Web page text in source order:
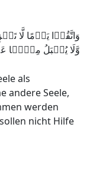
وَاتَّقُوۡا یَوۡمًا
وَّلَا یُقۡبَلُ مِنۡہَا
als
andere Seele,
werden
nicht Hilfe